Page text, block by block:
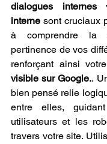
dialogues internes
interne sont cruciaux
à comprendre la
pertinence de vos
renforçant ainsi
visible sur Google..
bien pensé relie
entre elles,
utilisateurs et les
travers votre site.